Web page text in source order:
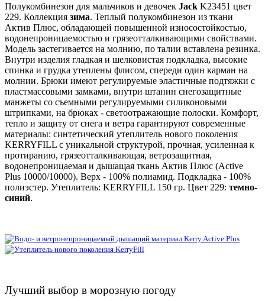
Полукомбинезон для мальчиков и девочек Jack K23451 цвет
229. Коллекция зима. Теплый полукомбинезон из ткани
Актив Плюс, обладающей повышенной износостойкостью,
водонепроницаемостью и грязеотталкивающими свойствами.
Модель застегивается на молнию, по талии вставлена резинка.
Внутри изделия гладкая и шелковистая подкладка, высокие
спинка и грудка утеплены флисом, спереди один карман на
молнии. Брюки имеют регулируемые эластичные подтяжки с
пластмассовыми замками, внутри штанин снегозащитные
манжеты со съемными регулируемыми силиконовыми
штрипками, на брюках - светоотражающие полоски. Комфорт,
тепло и защиту от снега и ветра гарантируют современные
материалы: синтетический утеплитель нового поколения
KERRYFILL с уникальной структурой, прочная, усиленная к
протиранию, грязеотталкивающая, ветрозащитная,
водонепроницаемая и дышащая ткань Актив Плюс (Active
Plus 10000/10000). Верх - 100% полиамид. Подкладка - 100%
полиэстер. Утеплитель: KERRYFILL 150 гр. Цвет 229: темно-
синий.
Лучший выбор в морозную погоду